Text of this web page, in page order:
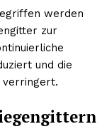
werden
zur
und die
verringert.